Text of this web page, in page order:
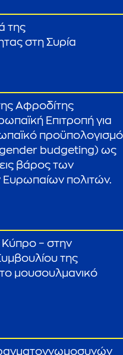
της
στη Συρία
Αφροδίτης
Επιτροπή για
προϋπολογισμό
budgeting) ως
βάρος των
πολιτών.
– στην
της
μουσουλμανικό